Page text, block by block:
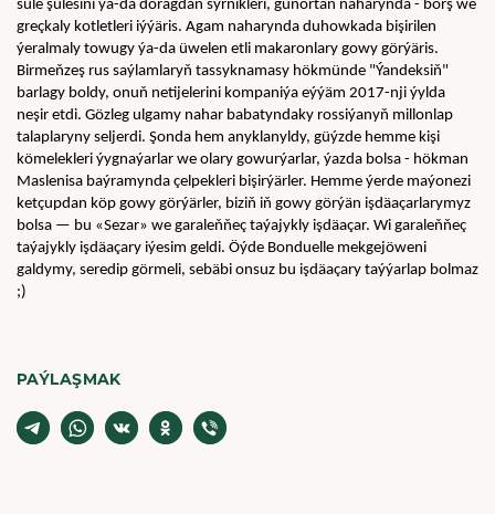
süle şülesini ýa-da doragdan syrnikleri, günortan naharynda - borş we
greçkaly kotletleri iýýäris. Agam naharynda duhowkada bişirilen
ýeralmaly towugy ýa-da üwelen etli makaronlary gowy görýäris.
Birmeňzeş rus saýlamlaryň tassyknamasy hökmünde "Ýandeksiň"
barlagy boldy, onuň netijelerini kompaniýa eýýäm 2017-nji ýylda
neşir etdi. Gözleg ulgamy nahar babatyndaky rossiýanyň millonlap
talaplaryny seljerdi. Şonda hem anyklanyldy, güýzde hemme kişi
kömelekleri ýygnaýarlar we olary gowurýarlar, ýazda bolsa - hökman
Maslenisa baýramynda çelpekleri bişirýärler. Hemme ýerde maýonezi
ketçupdan köp gowy görýärler, biziň iň gowy görýän işdäaçarlarymyz
bolsa — bu «Sezar» we garaleňňeç taýajykly işdäaçar. Wi garaleňňeç
taýajykly işdäaçary iýesim geldi. Öýde Bonduelle mekgejöweni
galdymy, seredip görmeli, sebäbi onsuz bu işdäaçary taýýarlap bolmaz
;)
PAÝLAŞMAK